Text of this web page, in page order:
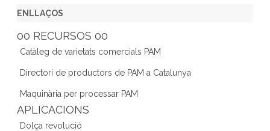
c
e
b
o
o
k
er gr
a
m
dI
n
ENLLAÇOS
00 RECURSOS 00
Catàleg de varietats comercials PAM
Directori de productors de PAM a Catalunya
Maquinària per processar PAM
APLICACIONS
Dolça revolució